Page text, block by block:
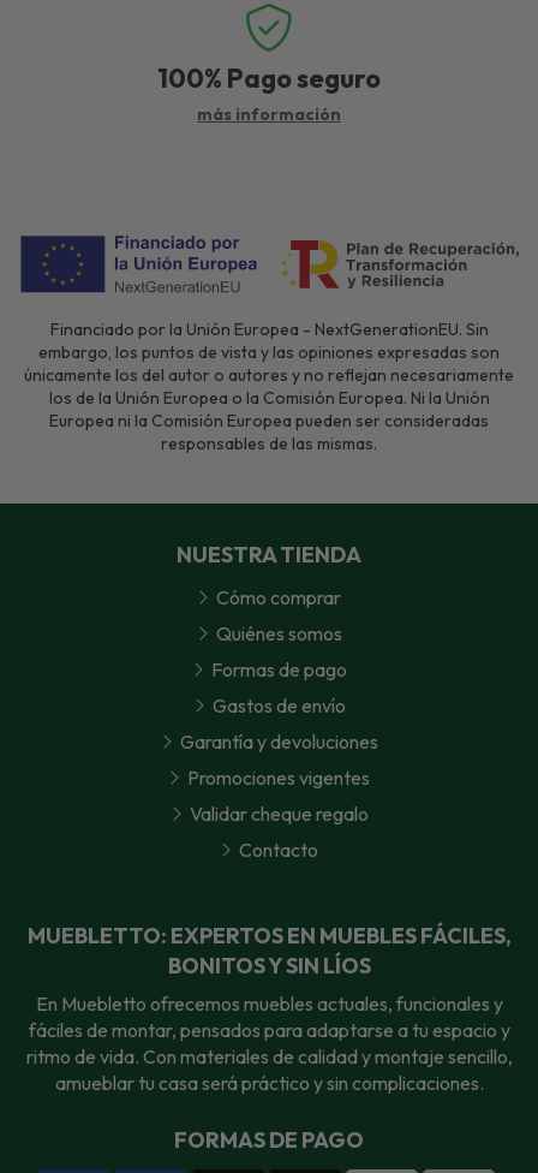
100% Pago seguro
más información
Financiado por la Unión Europea - NextGenerationEU. Sin
embargo, los puntos de vista y las opiniones expresadas son
únicamente los del autor o autores y no reflejan necesariamente
los de la Unión Europea o la Comisión Europea. Ni la Unión
Europea ni la Comisión Europea pueden ser consideradas
responsables de las mismas.
MUEBLETTO: EXPERTOS EN MUEBLES FÁCILES,
BONITOS Y SIN LÍOS
En Muebletto ofrecemos muebles actuales, funcionales y
fáciles de montar, pensados para adaptarse a tu espacio y
ritmo de vida. Con materiales de calidad y montaje sencillo,
amueblar tu casa será práctico y sin complicaciones.
FORMAS DE PAGO
NUESTRA TIENDA
Cómo comprar
Quiénes somos
Formas de pago
Gastos de envío
Garantía y devoluciones
Promociones vigentes
Validar cheque regalo
Contacto